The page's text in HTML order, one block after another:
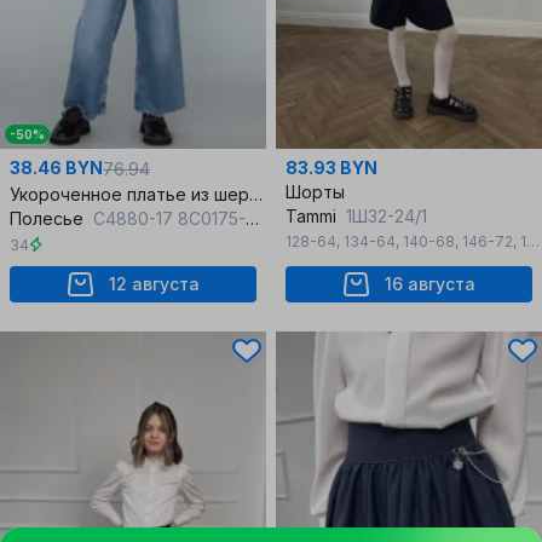
-50%
38.46 BYN76.94
Укороченное платье из шерстяного трикотажа с регланом
Полесье С4880-17 8С0175-Д43 134,140 красный_минерал
34
12 августа
83.93 BYN
Шорты
Tammi 1Ш32-24/1
128-64, 134-64, 140-68, 146-72, 152-76
16 августа